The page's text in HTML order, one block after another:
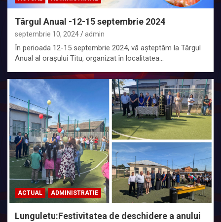
Târgul Anual -12-15 septembrie 2024
septembrie 10, 2024 admin
În perioada 12-15 septembrie 2024, vă așteptăm la Târgul
Anual al orașului Titu, organizat în localitatea…
ACTUAL ADMINISTRATIE
Lunguletu:Festivitatea de deschidere a anului